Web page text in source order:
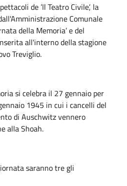
de ’Il Teatro Civile’, la
Comunale
della Memoria’ e del
all'interno della stagione
Treviglio.
si celebra il 27 gennaio per
1945 in cui i cancelli del
di Auschwitz vennero
alla Shoah.
saranno tre gli